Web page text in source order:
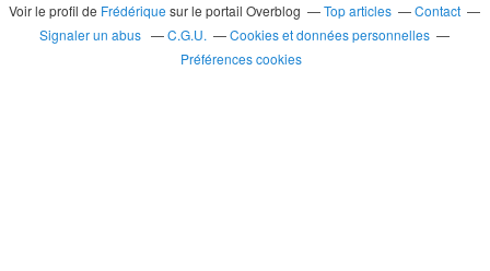
Voir le profil de Frédérique sur le portail Overblog Top articles
Contact
Signaler un abus
C.G.U.
Cookies et données personnelles
Préférences cookies